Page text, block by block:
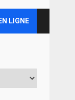
LIGNE